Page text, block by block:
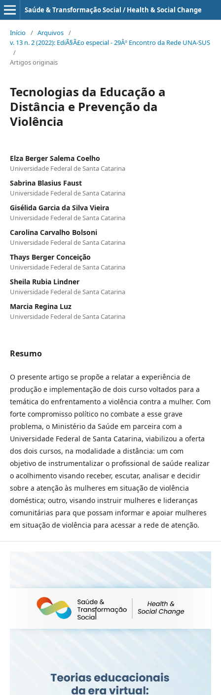
Saúde & Transformação Social / Health & Social Change
Início / Arquivos /
v. 13 n. 2 (2022): EdiÃ§Ã£o especial - 29Âº Encontro da Rede UNA-SUS
/
Artigos originais
Tecnologias da Educação a
Distância e Prevenção da
Violência
Elza Berger Salema Coelho
Universidade Federal de Santa Catarina
Sabrina Blasius Faust
Universidade Federal de Santa Catarina
Gisélida Garcia da Silva Vieira
Universidade Federal de Santa Catarina
Carolina Carvalho Bolsoni
Universidade Federal de Santa Catarina
Thays Berger Conceição
Universidade Federal de Santa Catarina
Sheila Rubia Lindner
Universidade Federal de Santa Catarina
Marcia Regina Luz
Universidade Federal de Santa Catarina
Resumo
O presente artigo se propõe a relatar a experiência de
produção e implementação de dois curso voltados para a
temática do enfrentamento a violência contra a mulher. Com
forte compromisso político no combate a esse grave
problema, o Ministério da Saúde em parceira com a
Universidade Federal de Santa Catarina, viabilizou a oferta
dos dois cursos, na modalidade a distância: um com
objetivo de instrumentalizar o profissional de saúde realizar
o acolhimento visando receber, escutar, analisar e decidir
sobre a atenção às mulheres em situação de violência
doméstica; outro, visando instruir mulheres e lideranças
comunitárias para que possam informar e apoiar mulheres
em situação de violência para acessar a rede de atenção.